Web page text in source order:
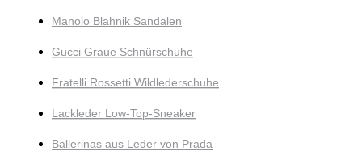
Manolo Blahnik Sandalen
Gucci Graue Schnürschuhe
Fratelli Rossetti Wildlederschuhe
Lackleder Low-Top-Sneaker
Ballerinas aus Leder von Prada